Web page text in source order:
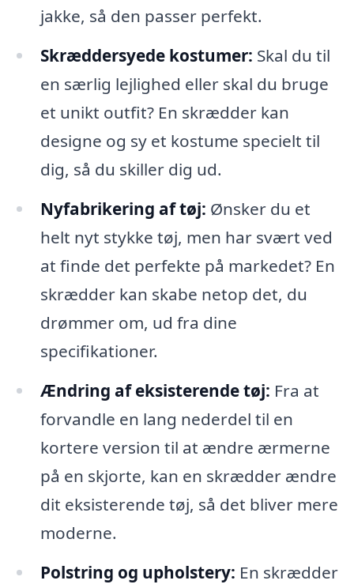
jakke, så den passer perfekt.
Skræddersyede kostumer: Skal du til
en særlig lejlighed eller skal du bruge
et unikt outfit? En skrædder kan
designe og sy et kostume specielt til
dig, så du skiller dig ud.
Nyfabrikering af tøj: Ønsker du et
helt nyt stykke tøj, men har svært ved
at finde det perfekte på markedet? En
skrædder kan skabe netop det, du
drømmer om, ud fra dine
specifikationer.
Ændring af eksisterende tøj: Fra at
forvandle en lang nederdel til en
kortere version til at ændre ærmerne
på en skjorte, kan en skrædder ændre
dit eksisterende tøj, så det bliver mere
moderne.
Polstring og upholstery: En skrædder